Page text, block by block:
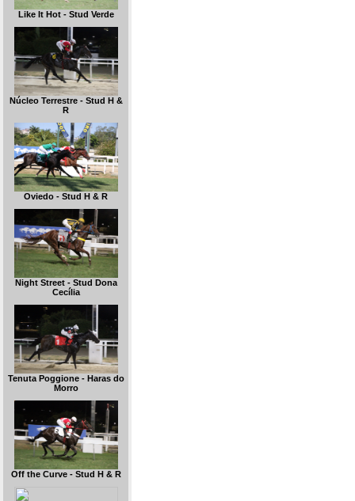
Like It Hot - Stud Verde
Núcleo Terrestre - Stud H &
R
Oviedo - Stud H & R
Night Street - Stud Dona
Cecília
Tenuta Poggione - Haras do
Morro
Off the Curve - Stud H & R